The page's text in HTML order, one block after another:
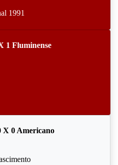
1991
1 Fluminense
X 0 Americano